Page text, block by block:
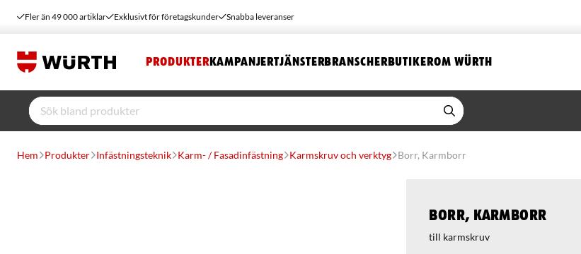
Fler än 49 000 artiklar Exklusivt för företagskunder Snabba leveranser
PRODUKTER KAMPANJERTJÄNSTERBRANSCHERBUTIKEROM WÜRTH
Hem Produkter Infästningsteknik Karm- / Fasadinfästning Karmskruv och verktyg Borr, Karmborr
Borr, Karmborr
till karmskruv